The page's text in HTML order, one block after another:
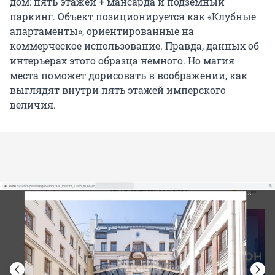
паркинг. Объект позиционируется как «Клубные
апартаменты», ориентированные на
коммерческое использование. Правда, данных об
интерьерах этого образца немного. Но магия
места поможет дорисовать в воображении, как
выглядят внутри пять этажей имперского
величия.